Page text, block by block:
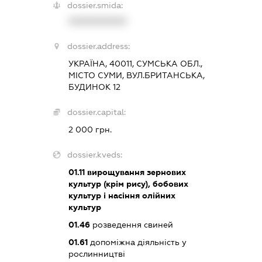
dossier.smida:
dossier.address:
УКРАЇНА, 40011, СУМСЬКА ОБЛ.,
МІСТО СУМИ, ВУЛ.БРИТАНСЬКА,
БУДИНОК 12
dossier.capital:
2 000 грн.
dossier.kveds:
01.11 вирощування зернових
культур (крім рису), бобових
культур і насіння олійних
культур
01.46 розведення свиней
01.61 допоміжна діяльність у
рослинництві